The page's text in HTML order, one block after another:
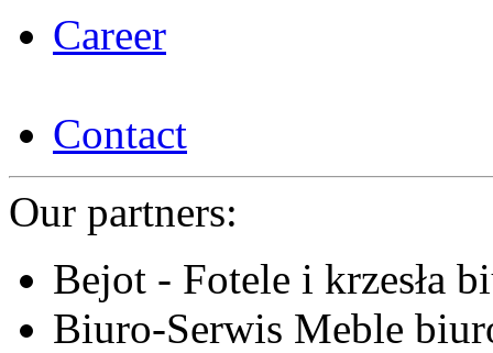
Career
Contact
Our partners:
Bejot - Fotele i krzesła
Biuro-Serwis Meble